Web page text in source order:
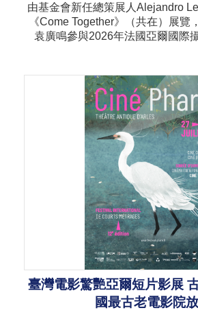
由基金會新任總策展人Alejandro
《Come Together》（共在）展覽
袁廣鳴參與2026年法國亞爾國際
臺灣電影驚艷亞爾短片影展
國最古老電影院